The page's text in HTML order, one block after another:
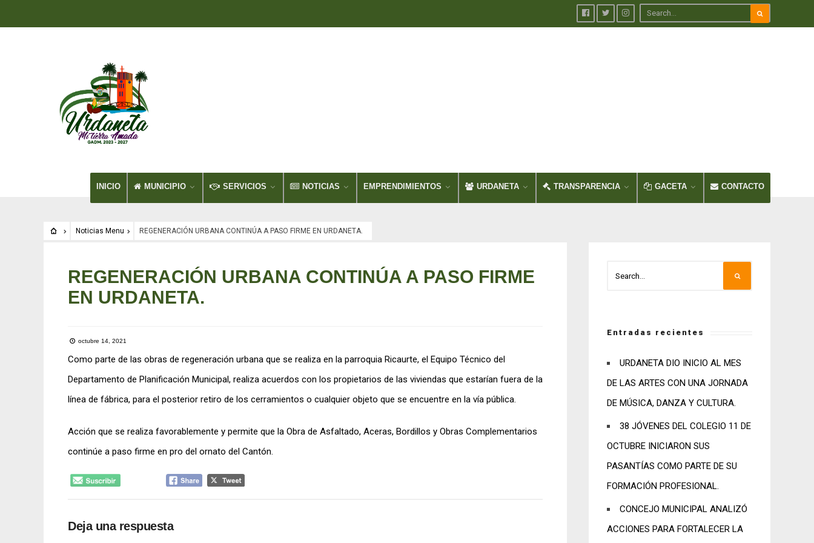
INICIO MUNICIPIO SERVICIOS NOTICIAS EMPRENDIMIENTOS URDANETA TRANSPARENCIA GACETA CONTACTO
Noticias Menu REGENERACIÓN URBANA CONTINÚA A PASO FIRME EN URDANETA.
Noticias Menu
REGENERACIÓN URBANA CONTINÚA A PASO FIRME
EN URDANETA.
octubre 14, 2021
Como parte de las obras de regeneración urbana que se realiza en la parroquia Ricaurte, el Equipo Técnico del
Departamento de Planificación Municipal, realiza acuerdos con los propietarios de las viviendas que estarían fuera de la
línea de fábrica, para el posterior retiro de los cerramientos o cualquier objeto que se encuentre en la vía pública.
Acción que se realiza favorablemente y permite que la Obra de Asfaltado, Aceras, Bordillos y Obras Complementarios
continúe a paso firme en pro del ornato del Cantón.
Deja una respuesta
Entradas recientes
URDANETA DIO INICIO AL MES
DE LAS ARTES CON UNA JORNADA
DE MÚSICA, DANZA Y CULTURA.
38 JÓVENES DEL COLEGIO 11 DE
OCTUBRE INICIARON SUS
PASANTÍAS COMO PARTE DE SU
FORMACIÓN PROFESIONAL.
CONCEJO MUNICIPAL ANALIZÓ
ACCIONES PARA FORTALECER LA